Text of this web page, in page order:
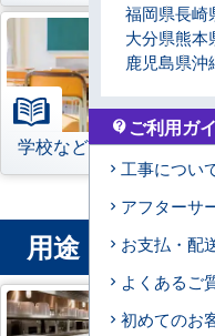
学校などの教育機関
用途 から業
福岡県長崎
大分県熊本
鹿児島県沖
contact_support ご利用ガ
工事につい
アフターサ
お支払・配
よくあるご
初めてのお